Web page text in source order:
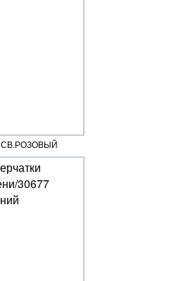
СВ.РОЗОВЫЙ